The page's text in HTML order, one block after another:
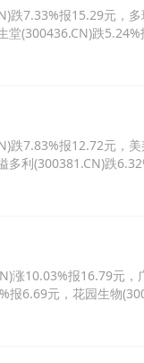
跌7.33%报15.29元，
(300436.CN)跌
跌7.83%报12.72元，
利(300381.CN)跌
涨10.03%报16.79元，
6.69元，花园生物